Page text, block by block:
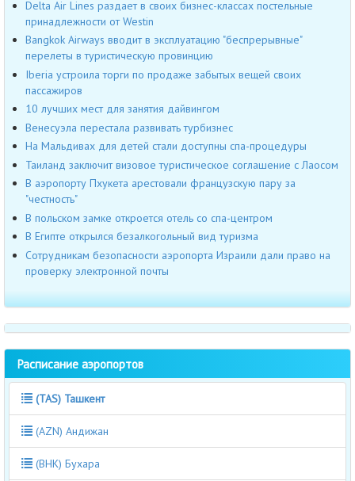
Delta Air Lines раздает в своих бизнес-классах постельные
принадлежности от Westin
Bangkok Airways вводит в эксплуатацию "беспрерывные"
перелеты в туристическую провинцию
Iberia устроила торги по продаже забытых вещей своих
пассажиров
10 лучших мест для занятия дайвингом
Венесуэла перестала развивать турбизнес
На Мальдивах для детей стали доступны спа-процедуры
Таиланд заключит визовое туристическое соглашение с Лаосом
В аэропорту Пхукета арестовали французскую пару за
"честность"
В польском замке откроется отель со спа-центром
В Египте открылся безалкогольный вид туризма
Сотрудникам безопасности аэропорта Израили дали право на
проверку электронной почты
Расписание аэропортов
(TAS) Ташкент
(AZN) Андижан
(BHK) Бухара